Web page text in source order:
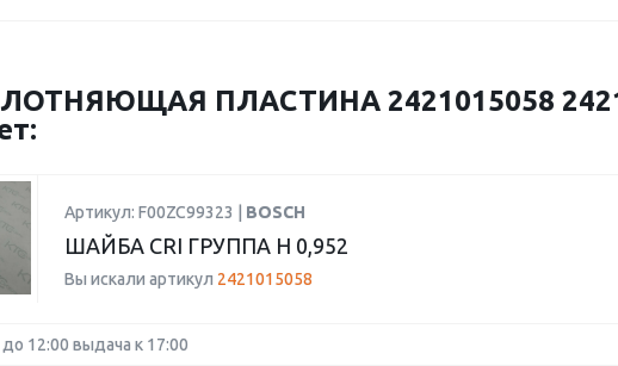
ПЛАСТИНА 2421015058
Артикул: F00ZC99323 | BOSCH
ШАЙБА CRI ГРУППА H 0,952
Вы искали артикул 2421015058
12:00 выдача к 17:00